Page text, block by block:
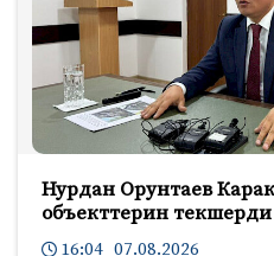
Нурдан Орунтаев
объекттерин текшерди
16:04 07.08.2026